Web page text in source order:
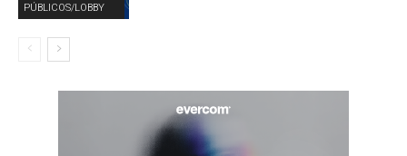
PÚBLICOS/LOBBY